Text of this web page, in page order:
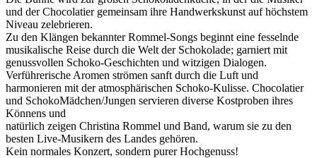
und der Chocolatier gemeinsam ihre Handwerkskunst auf höchstem
Niveau zelebrieren.
Zu den Klängen bekannter Rommel-Songs beginnt eine fesselnde
musikalische Reise durch die Welt der Schokolade; garniert mit
genussvollen Schoko-Geschichten und witzigen Dialogen.
Verführerische Aromen strömen sanft durch die Luft und
harmonieren mit der atmosphärischen Schoko-Kulisse. Chocolatier
und SchokoMädchen/Jungen servieren diverse Kostproben ihres
Könnens und
natürlich zeigen Christina Rommel und Band, warum sie zu den
besten Live-Musikern des Landes gehören.
Kein normales Konzert, sondern purer Hochgenuss!